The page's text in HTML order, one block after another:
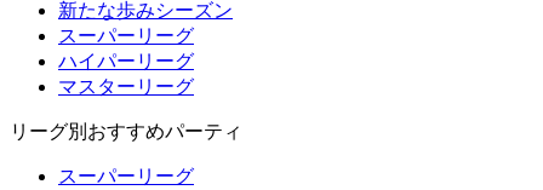
新たな歩みシーズン
スーパーリーグ
ハイパーリーグ
マスターリーグ
リーグ別おすすめパーティ
スーパーリーグ